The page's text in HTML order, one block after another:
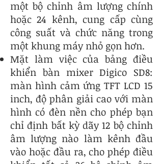
một bộ chỉnh âm lượng chính
hoặc 24 kênh, cung cấp cùng
công suất và chức năng trong
một khung máy nhỏ gọn hơn.
Mặt làm việc của bảng điều
khiển bàn mixer Digico SD8:
màn hình cảm ứng TFT LCD 15
inch, độ phân giải cao với màn
hình có đèn nền cho phép bạn
chỉ định bất kỳ dãy 12 bộ chỉnh
âm lượng nào làm kênh đầu
vào hoặc đầu ra, cho phép điều